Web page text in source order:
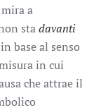
a
stadavanti
base al senso
in cui
che attrae il